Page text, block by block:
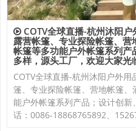
COTV全球直播-杭州沐阳
露营帐篷、专业探险帐篷、
帐篷等多功能户外帐篷系列
多样，源头工厂，欢迎大家光
COTV全球直播-杭州沐阳户外
篷、专业探险帐篷、营地帐篷
能户外帐篷系列产品；设计创
话：0086-18868765892、